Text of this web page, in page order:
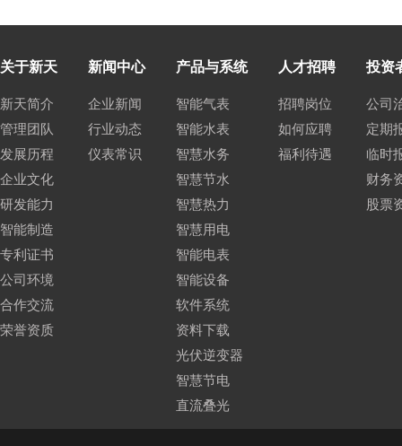
关于新天
新天简介
管理团队
发展历程
企业文化
研发能力
智能制造
专利证书
公司环境
合作交流
荣誉资质
新闻中心
企业新闻
行业动态
仪表常识
产品与系统
智能气表
智能水表
智慧水务
智慧节水
智慧热力
智慧用电
智能电表
智能设备
软件系统
资料下载
光伏逆变器
智慧节电
直流叠光
人才招聘
招聘岗位
如何应聘
福利待遇
投资
公司
定期
临时
财务
股票